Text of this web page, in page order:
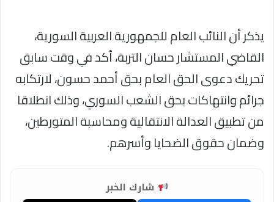
يذكر أن النائب العام للجمهورية العربية السورية،
القاضي المستشار حسان التربة، أكد في وقت سابق
تحريك دعوى الحق العام بحق أحمد حسون، لارتكابه
جرائم وانتهاكات بحق الشعب السوري، وذلك انطلاقا
من تطبيق العدالة الانتقالية ومحاسبة المتورطين،
وضمان حقوق الضحايا وأسرهم.
شارك الخبر